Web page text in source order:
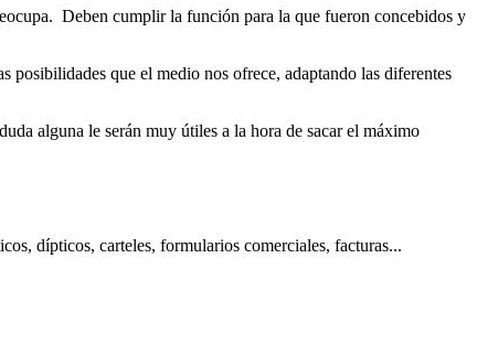
Deben cumplir la función para la que fueron concebidos y
que el medio nos ofrece, adaptando las diferentes
alguna le serán muy útiles a la hora de sacar el máximo
dípticos, carteles, formularios comerciales, facturas...